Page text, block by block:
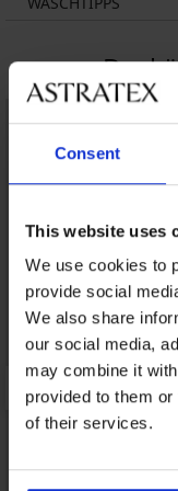
Consent
This website uses
We use cookies to
provide social
We also share
our social media,
may combine it
provided to them
of their services.
Das